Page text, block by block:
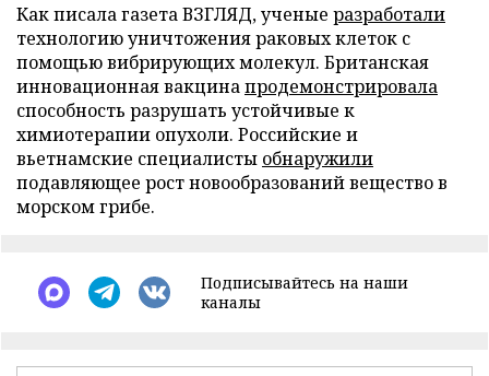
Как писала газета ВЗГЛЯД, ученые разработали
технологию уничтожения раковых клеток с
помощью вибрирующих молекул. Британская
инновационная вакцинапродемонстрировала
способность разрушать устойчивые к
химиотерапии опухоли. Российские и
вьетнамские специалисты обнаружили
подавляющее рост новообразований вещество в
морском грибе.
Подписывайтесь на наши
каналы